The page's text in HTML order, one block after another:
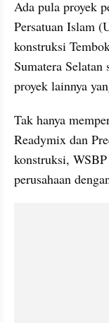
Ada pula proyek
Persatuan Islam
konstruksi
Sumatera
proyek lainnya
Tak hanya
Readymix dan
konstruksi,
perusahaan